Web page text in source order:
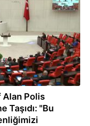
Alan Polis
Taşıdı: "Bu